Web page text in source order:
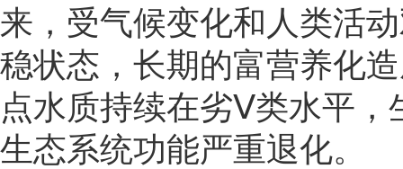
来，受气候变化和人类活
稳状态，长期的富营养化
点水质持续在劣Ⅴ类水平
生态系统功能严重退化。